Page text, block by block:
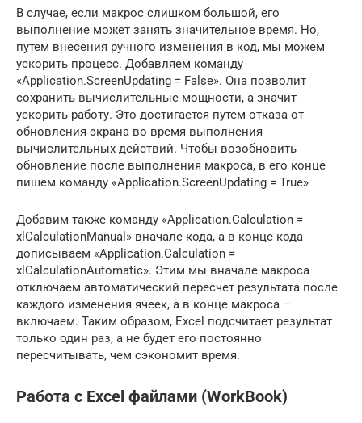
В случае, если макрос слишком большой, его
выполнение может занять значительное время. Но,
путем внесения ручного изменения в код, мы можем
ускорить процесс. Добавляем команду
«Application.ScreenUpdating = False». Она позволит
сохранить вычислительные мощности, а значит
ускорить работу. Это достигается путем отказа от
обновления экрана во время выполнения
вычислительных действий. Чтобы возобновить
обновление после выполнения макроса, в его конце
пишем команду «Application.ScreenUpdating = True»
Добавим также команду «Application.Calculation =
xlCalculationManual» вначале кода, а в конце кода
дописываем «Application.Calculation =
xlCalculationAutomatic». Этим мы вначале макроса
отключаем автоматический пересчет результата после
каждого изменения ячеек, а в конце макроса –
включаем. Таким образом, Excel подсчитает результат
только один раз, а не будет его постоянно
пересчитывать, чем сэкономит время.
Работа с Excel файлами (WorkBook)